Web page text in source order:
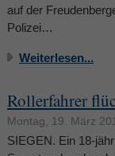
auf der
Polizei…
Weiterlesen...
Rollerfahrer
Montag, 19. März
SIEGEN. Ein 18-